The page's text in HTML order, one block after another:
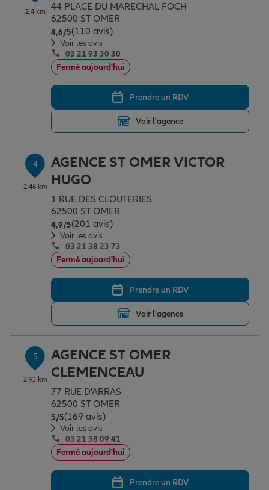
Protection juridique
Retraite
Tous nos devis d'assurance
2.4 km
44 PLACE DU MARECHAL FOCH
62500 ST OMER
4,6/5Note de 4.6 sur 5
(110 avis)
Voir les avis
03 21 93 30 30
Fermé aujourd'hui
Prendre un RDV
Voir l'agence
4
2.46 km
AGENCE ST OMER VICTOR
HUGO
1 RUE DES CLOUTERIES
62500 ST OMER
4,9/5Note de 4.9 sur 5
(201 avis)
Voir les avis
03 21 38 23 73
Fermé aujourd'hui
Prendre un RDV
Voir l'agence
5
2.93 km
AGENCE ST OMER
CLEMENCEAU
77 RUE D'ARRAS
62500 ST OMER
5/5Note de 5 sur 5
(169 avis)
Voir les avis
03 21 38 09 41
Fermé aujourd'hui
Prendre un RDV